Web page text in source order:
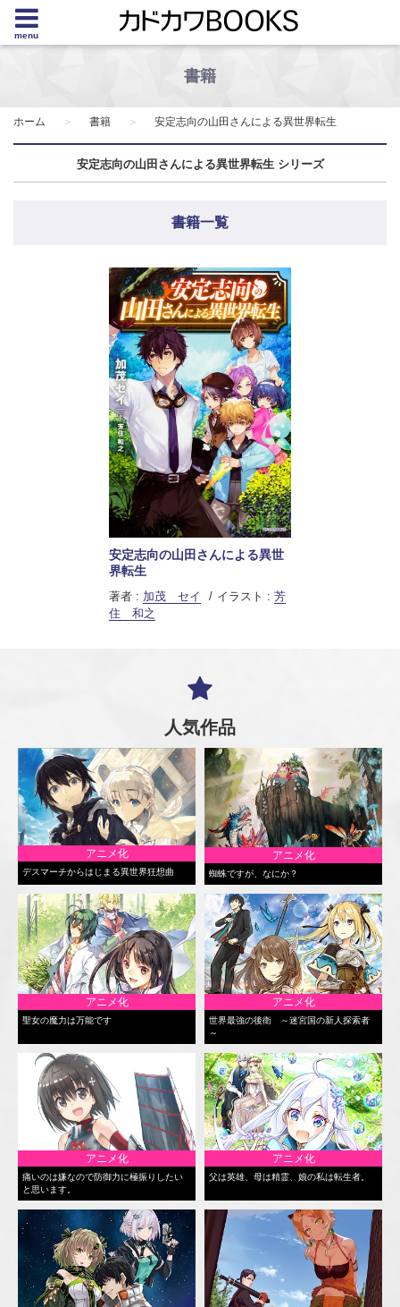
menu
書籍
ホーム 書籍 安定志向の山田さんによる異世界転生
安定志向の山田さんによる異世界転生 シリーズ
書籍一覧
安定志向の山田さんによる異世
界転生
著者 : 加茂 セイ イラスト : 芳
住 和之
人気作品
アニメ化
デスマーチからはじまる異世界狂想曲
アニメ化
蜘蛛ですが、なにか？
アニメ化
聖女の魔力は万能です
アニメ化
世界最強の後衛 ～迷宮国の新人探索者
～
アニメ化
痛いのは嫌なので防御力に極振りしたい
と思います。
アニメ化
父は英雄、母は精霊、娘の私は転生者。